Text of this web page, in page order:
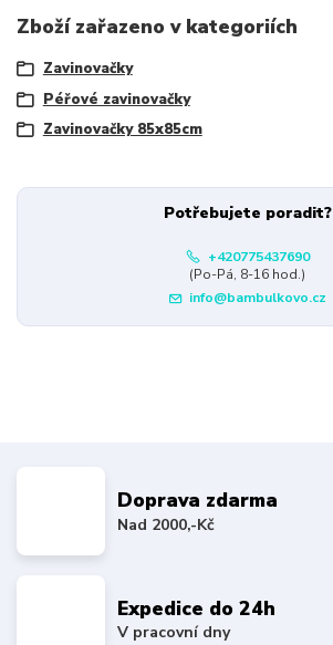
Zboží zařazeno v kategoriích
Zavinovačky
Péřové zavinovačky
Zavinovačky 85x85cm
Potřebujete poradit?
+420775437690
(Po-Pá, 8-16 hod.)
info@bambulkovo.cz
Doprava zdarma
Nad 2000,-Kč
Expedice do 24h
V pracovní dny